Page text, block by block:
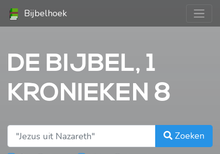
Bijbelhoek
DE BIJBEL, 1
KRONIEKEN 8
Zoeken